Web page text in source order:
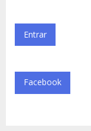
Facebook